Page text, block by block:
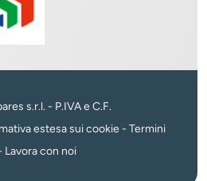
s.r.l. - P.IVA e C.F.
estesa sui cookie - Termini
Lavora con noi